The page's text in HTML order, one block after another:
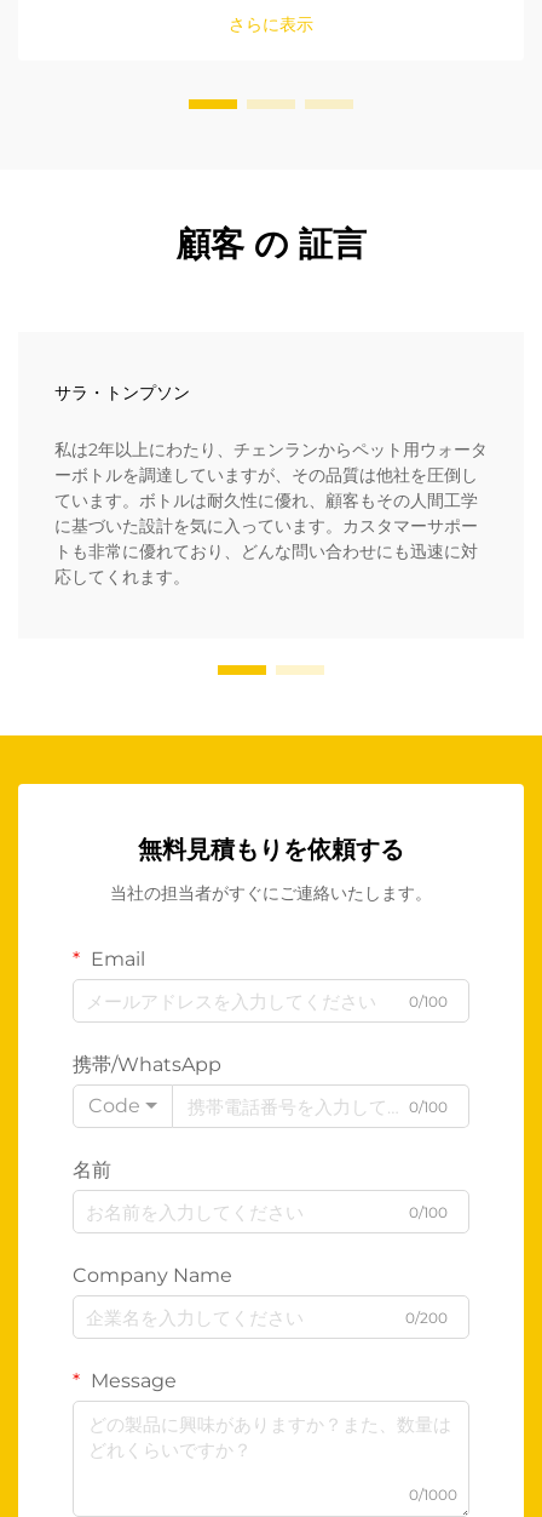
してください。
さらに表示
顧客 の 証言
サラ・トンプソン
私は2年以上にわたり、チェンランからペット用ウォータ
ーボトルを調達していますが、その品質は他社を圧倒し
ています。ボトルは耐久性に優れ、顧客もその人間工学
に基づいた設計を気に入っています。カスタマーサポー
トも非常に優れており、どんな問い合わせにも迅速に対
応してくれます。
無料見積もりを依頼する
当社の担当者がすぐにご連絡いたします。
Email
0/100
携帯/WhatsApp
Code
0/100
名前
0/100
Company Name
0/200
Message
0/1000